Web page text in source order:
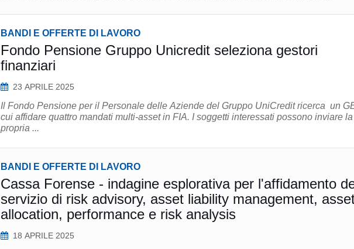
BANDI E OFFERTE DI LAVORO
Fondo Pensione Gruppo Unicredit seleziona gestori
finanziari
23 APRILE 2025
Il Fondo Pensione per il Personale delle Aziende del Gruppo UniCredit ricerca un
cui affidare quattro mandati multi-asset in FIA. I soggetti interessati possono inviare la
propria ...
BANDI E OFFERTE DI LAVORO
Cassa Forense - indagine esplorativa per l'affidamento
servizio di risk advisory, asset liability management,
allocation, performance e risk analysis
18 APRILE 2025